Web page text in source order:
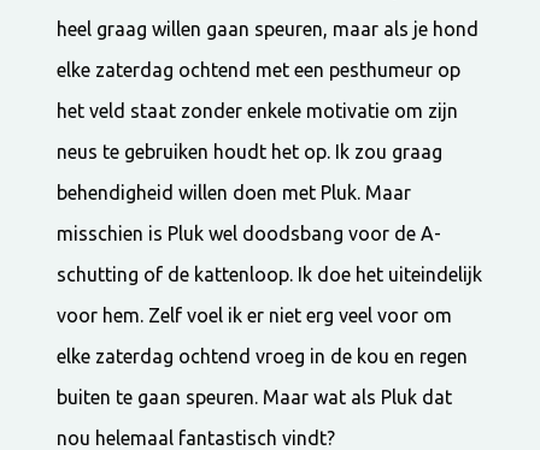
heel graag willen gaan speuren, maar als je hond
elke zaterdag ochtend met een pesthumeur op
het veld staat zonder enkele motivatie om zijn
neus te gebruiken houdt het op. Ik zou graag
behendigheid willen doen met Pluk. Maar
misschien is Pluk wel doodsbang voor de A-
schutting of de kattenloop. Ik doe het uiteindelijk
voor hem. Zelf voel ik er niet erg veel voor om
elke zaterdag ochtend vroeg in de kou en regen
buiten te gaan speuren. Maar wat als Pluk dat
nou helemaal fantastisch vindt?